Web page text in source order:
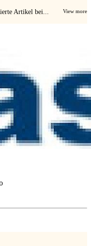
Artikel bei... View more